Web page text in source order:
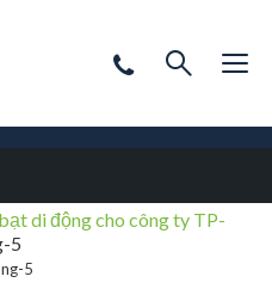
di động cho công ty TP-
5
5